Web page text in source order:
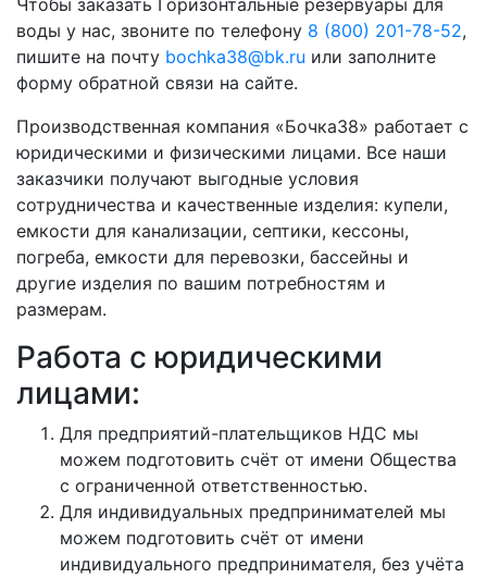
Чтобы заказать Горизонтальные резервуары для
воды у нас, звоните по телефону 8 (800) 201-78-52,
пишите на почту bochka38@bk.ru или заполните
форму обратной связи на сайте.
Производственная компания «Бочка38» работает с
юридическими и физическими лицами. Все наши
заказчики получают выгодные условия
сотрудничества и качественные изделия: купели,
емкости для канализации, септики, кессоны,
погреба, емкости для перевозки, бассейны и
другие изделия по вашим потребностям и
размерам.
Работа с юридическими
лицами:
Для предприятий-плательщиков НДС мы
можем подготовить счёт от имени Общества
с ограниченной ответственностью.
Для индивидуальных предпринимателей мы
можем подготовить счёт от имени
индивидуального предпринимателя, без учёта